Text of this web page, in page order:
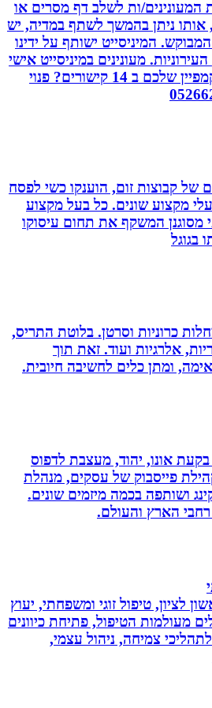
ות לשלב דף מסרים או
ניתן בהמשך לשתף במדיה, יש
המיניסייט ישותף על ידינו
מעונינים במיניסייט אישי
שיחשוף את כל הקמפיין שלכם ב 14 קישורים? פנוי
קבוצות זום, הוענקו כשי לפסח
מקצוע שונים. כל בעל מקצוע
המשקף את תחום עיסוקו
כרוניות וסרטן. בלוטת התריס,
אלרגיות ועוד. זאת תוך
ומתן כלים לחשיבה חיובית.
אונו, יהוד, מעצבת לדפוס
פייסבוק של עסקים, מנהלת
ושותפה בכמה מיזמים שונים.
הארץ והעולם.
טיפול זוגי ומשפחתי, יעוץ
מעולמות הטיפול, פתיחת כיוונים
צמיחה, ניהול עצמי,